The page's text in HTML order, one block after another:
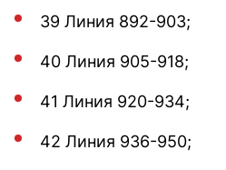
39 Линия 892-903;
40 Линия 905-918;
41 Линия 920-934;
42 Линия 936-950;